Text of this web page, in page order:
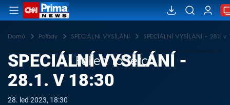
Domů Pořady SPECIÁLNÍ VYSÍLÁNÍ SPECIÁLNÍ VYSÍLÁNÍ - 28.1. v
Failed to fetch
SPECIÁLNÍ VYSÍLÁNÍ -
28.1. V 18:30
28. led 2023, 18:30